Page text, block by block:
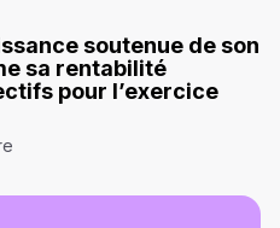
soutenue de son
sa rentabilité
pour l’exercice